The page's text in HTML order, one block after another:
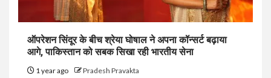
ऑपरेशन सिंदूर के बीच श्रेया घोषाल ने अपना कॉन्सर्ट बढ़ाया
आगे, पाकिस्तान को सबक सिखा रही भारतीय सेना
1 year ago Pradesh Pravakta